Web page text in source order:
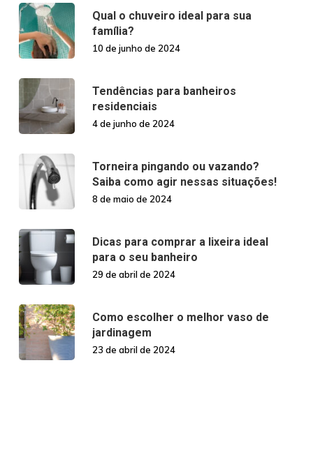
Qual o chuveiro ideal para sua
família?
10 de junho de 2024
Tendências para banheiros
residenciais
4 de junho de 2024
Torneira pingando ou vazando?
Saiba como agir nessas situações!
8 de maio de 2024
Dicas para comprar a lixeira ideal
para o seu banheiro
29 de abril de 2024
Como escolher o melhor vaso de
jardinagem
23 de abril de 2024